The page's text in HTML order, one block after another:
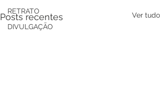
RETRATO
DIVULGAÇÃO
Posts recentes Ver tudo